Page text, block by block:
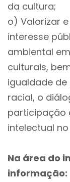
da cultura;
o) Valorizar
interesse
ambiental
culturais,
igualdade
racial, o
participação
intelectual
Na área do
informação: